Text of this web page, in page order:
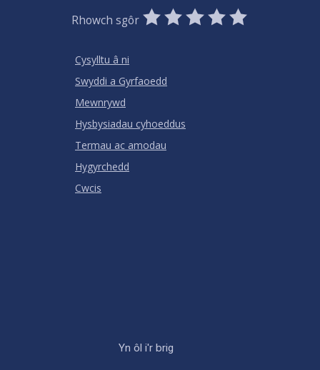
Rhowch sgôr
0
Stars
1
Star
2
Stars
3
Stars
4
Stars
5
Stars
Cysylltu â ni
Swyddi a Gyrfaoedd
Mewnrywd
Hysbysiadau cyhoeddus
Termau ac amodau
Hygyrchedd
Cwcis
Yn ôl i'r brig